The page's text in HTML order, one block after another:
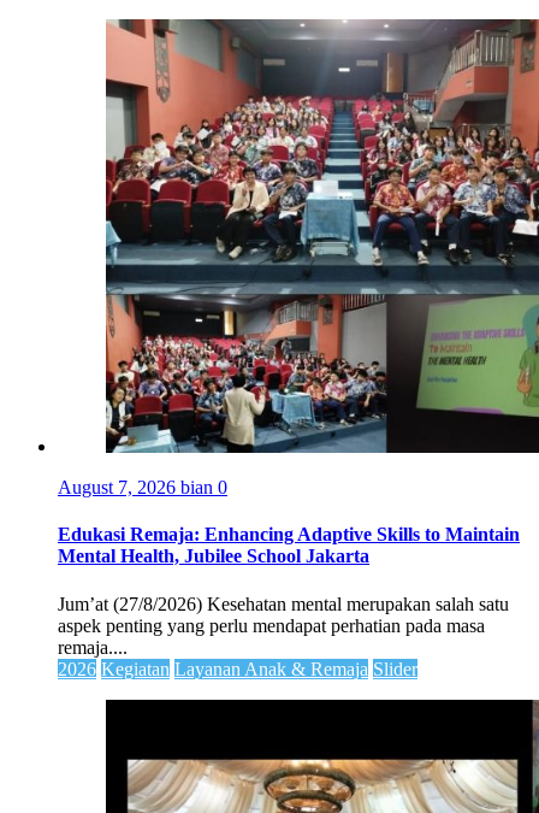
August 7, 2026 bian 0
Edukasi Remaja: Enhancing Adaptive Skills to Maintain
Mental Health, Jubilee School Jakarta
Jum’at (27/8/2026) Kesehatan mental merupakan salah satu
aspek penting yang perlu mendapat perhatian pada masa
remaja....
2026 Kegiatan Layanan Anak & Remaja Slider